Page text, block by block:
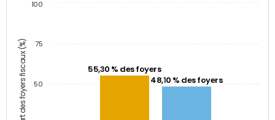
Part des foyers fiscaux (%)
55,30 % des foyers
48,10 % des foyers
50
75
100